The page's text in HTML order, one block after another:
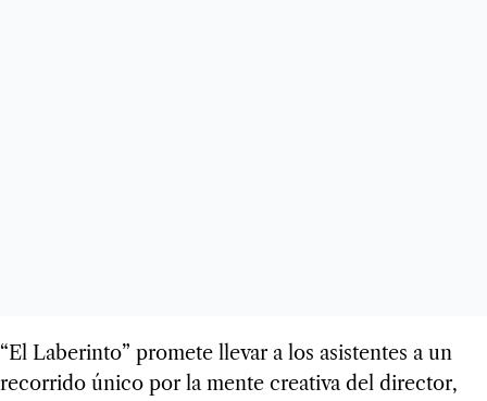
“El Laberinto” promete llevar a los asistentes a un
recorrido único por la mente creativa del director,